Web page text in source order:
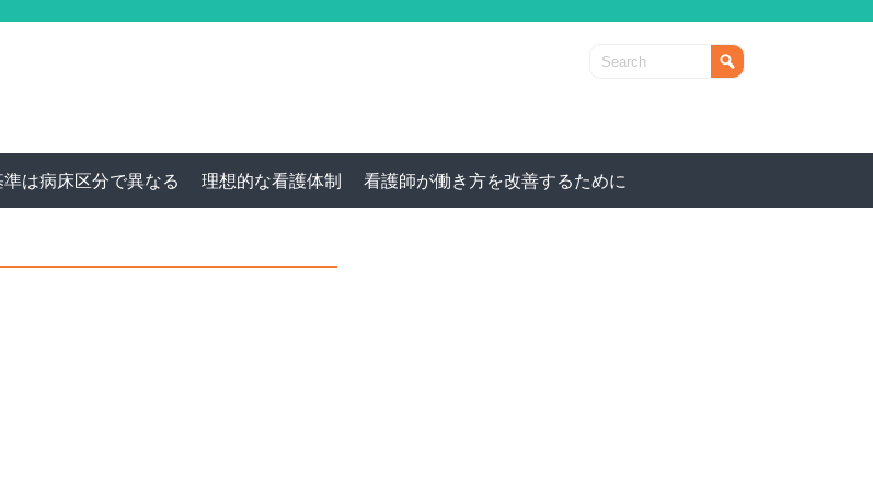
は病床区分で異なる 理想的な看護体制 看護師が働き方を改善するために